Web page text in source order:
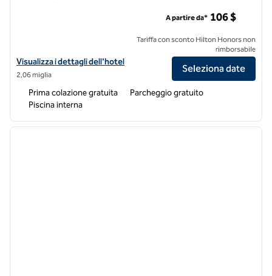
Visualizza i dettagli dell'hotel Home2 Suites Des Moines at Drake
Visualizza i dettagli dell'hotel
2,06 miglia
A partire da* 106 $
Tariffa con sconto Hilton Honors non
rimborsabile
Seleziona date
Prima colazione gratuita
Parcheggio gratuito
Piscina interna
1 di 12